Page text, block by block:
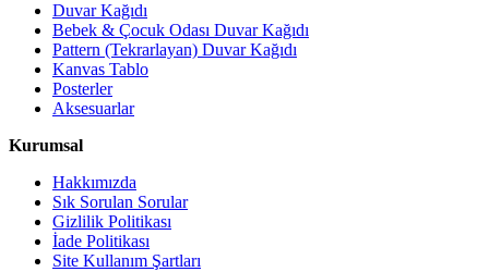
Duvar Kağıdı
Bebek & Çocuk Odası Duvar Kağıdı
Pattern (Tekrarlayan) Duvar Kağıdı
Kanvas Tablo
Posterler
Aksesuarlar
Kurumsal
Hakkımızda
Sık Sorulan Sorular
Gizlilik Politikası
İade Politikası
Site Kullanım Şartları